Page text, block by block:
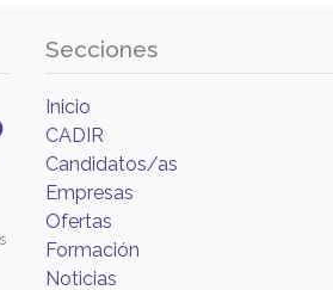
Secciones
Inicio
CADIR
Candidatos/as
Empresas
Ofertas
Formación
Noticias